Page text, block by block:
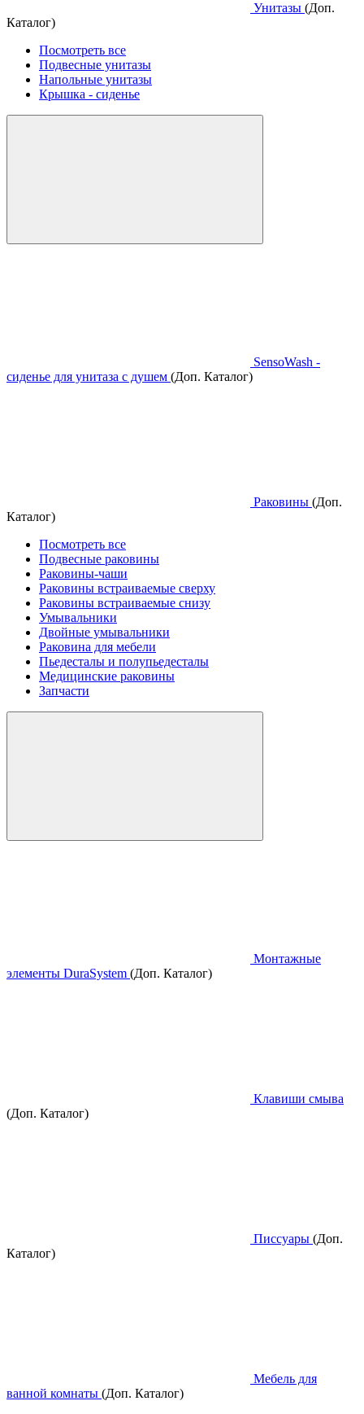
Унитазы (Доп.
Каталог)
Посмотреть все
Подвесные унитазы
Напольные унитазы
Крышка - сиденье
SensoWash -
сиденье для унитаза с душем (Доп. Каталог)
Раковины (Доп.
Каталог)
Посмотреть все
Подвесные раковины
Раковины-чаши
Раковины встраиваемые сверху
Раковины встраиваемые снизу
Умывальники
Двойные умывальники
Раковина для мебели
Пьедесталы и полупьедесталы
Медицинские раковины
Запчасти
Монтажные
элементы DuraSystem (Доп. Каталог)
Клавиши смыва
(Доп. Каталог)
Писсуары (Доп.
Каталог)
Мебель для
ванной комнаты (Доп. Каталог)